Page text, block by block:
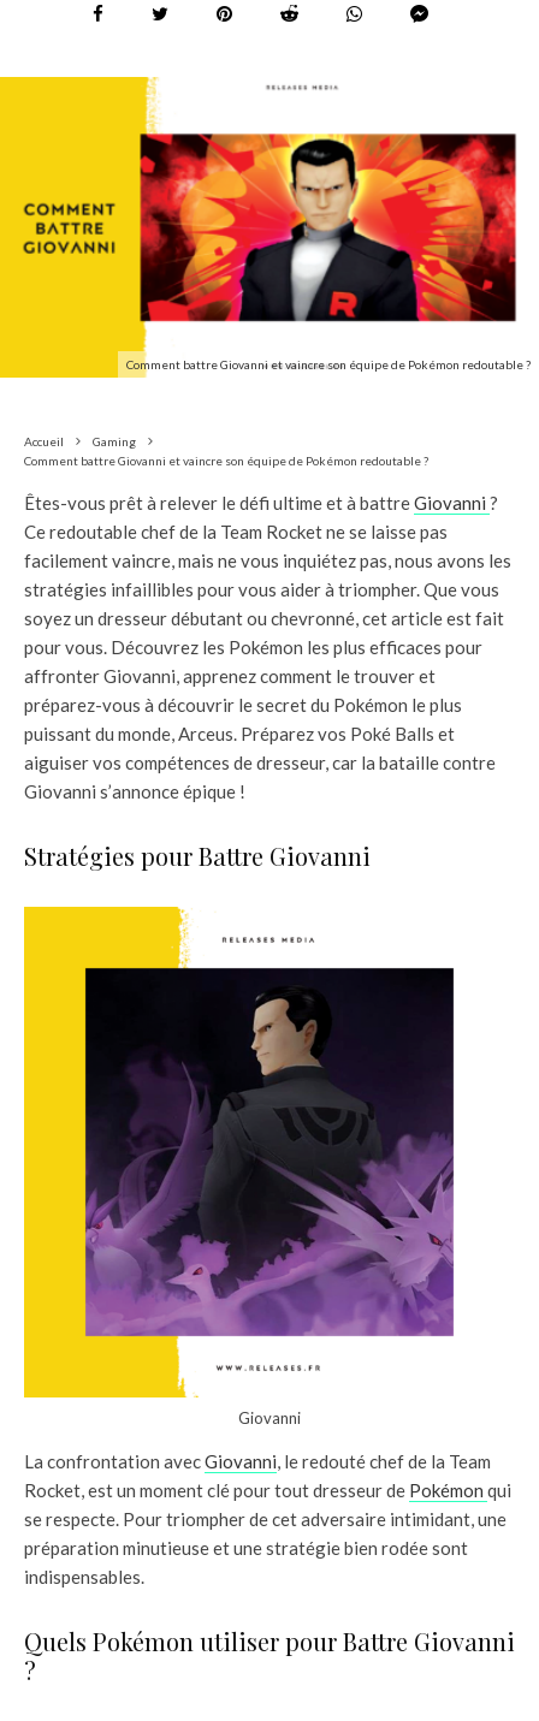
Comment battre Giovanni et vaincre son équipe de Pokémon redoutable ?
Accueil
Gaming
Comment battre Giovanni et vaincre son équipe de Pokémon redoutable ?
Êtes-vous prêt à relever le défi ultime et à battreGiovanni ?
Ce redoutable chef de la Team Rocket ne se laisse pas
facilement vaincre, mais ne vous inquiétez pas, nous avons les
stratégies infaillibles pour vous aider à triompher. Que vous
soyez un dresseur débutant ou chevronné, cet article est fait
pour vous. Découvrez les Pokémon les plus efficaces pour
affronter Giovanni, apprenez comment le trouver et
préparez-vous à découvrir le secret du Pokémon le plus
puissant du monde, Arceus. Préparez vos Poké Balls et
aiguiser vos compétences de dresseur, car la bataille contre
Giovanni s’annonce épique !
Stratégies pour Battre Giovanni
Giovanni
La confrontation avecGiovanni, le redouté chef de la Team
Rocket, est un moment clé pour tout dresseur de Pokémon qui
se respecte. Pour triompher de cet adversaire intimidant, une
préparation minutieuse et une stratégie bien rodée sont
indispensables.
Quels Pokémon utiliser pour Battre Giovanni
?